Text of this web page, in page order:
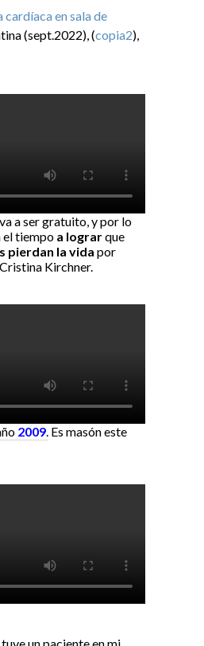
cardíaca en sala de
(sept.2022), (copia2),
a ser gratuito, y por lo
el tiempo a lograrque
pierdan la vida por
Kirchner.
2009. Es masón este